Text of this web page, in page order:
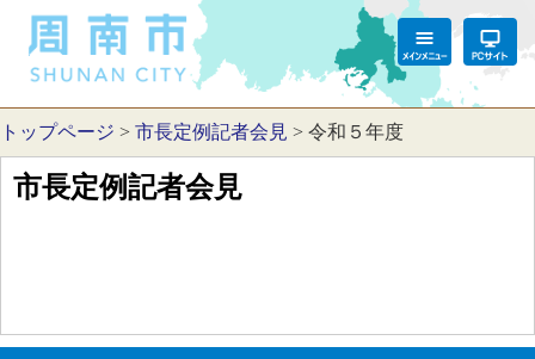
トップページ > 市長定例記者会見 > 令和５年度
市長定例記者会見